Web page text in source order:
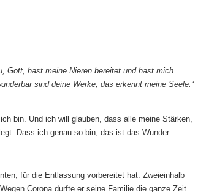
Gott, hast meine Nieren bereitet und hast mich
sind deine Werke; das erkennt meine Seele.“
bin. Und ich will glauben, dass alle meine Stärken,
Dass ich genau so bin, das ist das Wunder.
für die Entlassung vorbereitet hat. Zweieinhalb
Corona durfte er seine Familie die ganze Zeit